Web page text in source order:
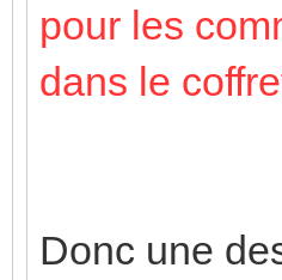
pour les
dans le
Donc une